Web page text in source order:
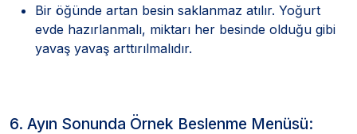
Bir öğünde artan besin saklanmaz atılır. Yoğurt
evde hazırlanmalı, miktarı her besinde olduğu gibi
yavaş yavaş arttırılmalıdır.
6. Ayın Sonunda Örnek Beslenme Menüsü: